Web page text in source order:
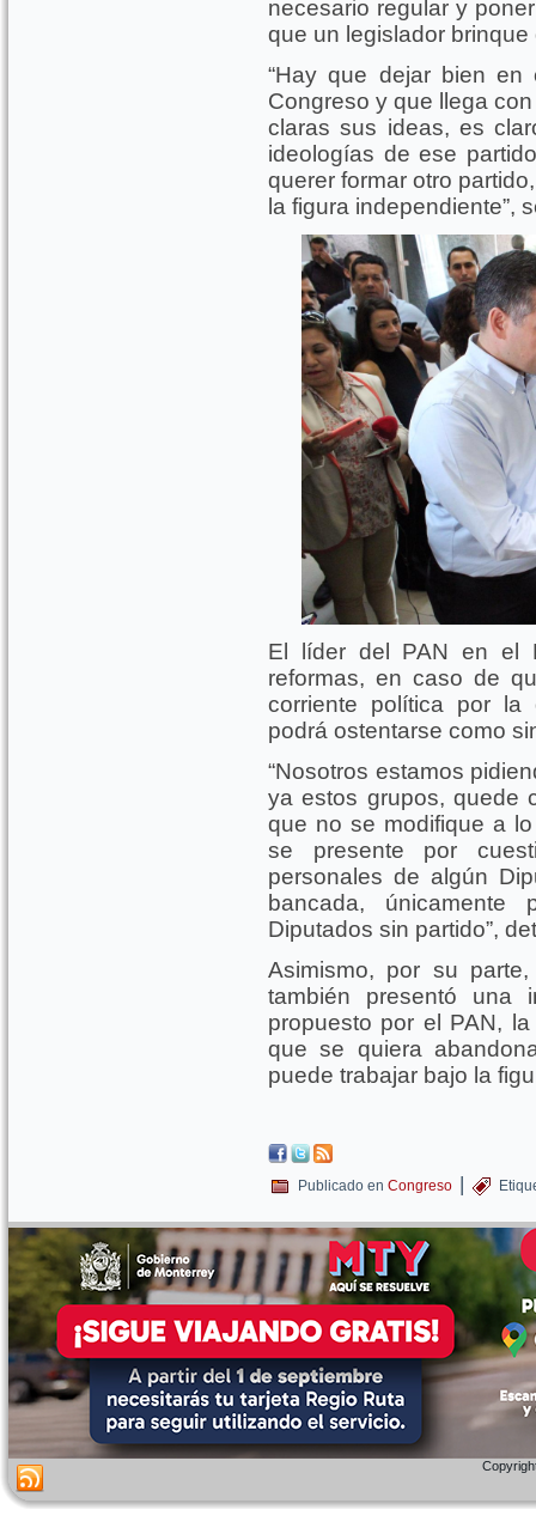
necesario regular y
que un legislador
“Hay que dejar bien
Congreso y que llega
claras sus ideas, es
ideologías de ese
querer formar otro
la figura independiente”,
El líder del PAN en el
reformas, en caso de
corriente política por la
podrá ostentarse como
“Nosotros estamos
ya estos grupos, quede
que no se modifique a
se presente por
personales de algún
bancada,
Diputados sin partido”,
Asimismo, por su
también presentó una
propuesto por el PAN,
que se quiera
puede trabajar bajo la
Publicado en Congreso |